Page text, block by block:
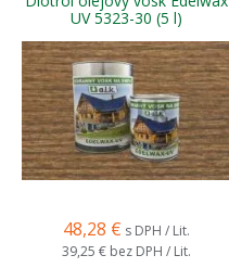
UV 5323-30 (5 l)
48,28 € s DPH / Lit.
39,25 € bez DPH / Lit.